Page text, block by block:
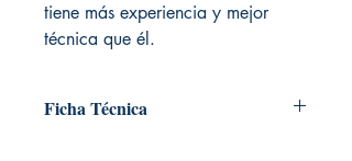
tiene más experiencia y mejor
técnica que él.
Ficha Técnica